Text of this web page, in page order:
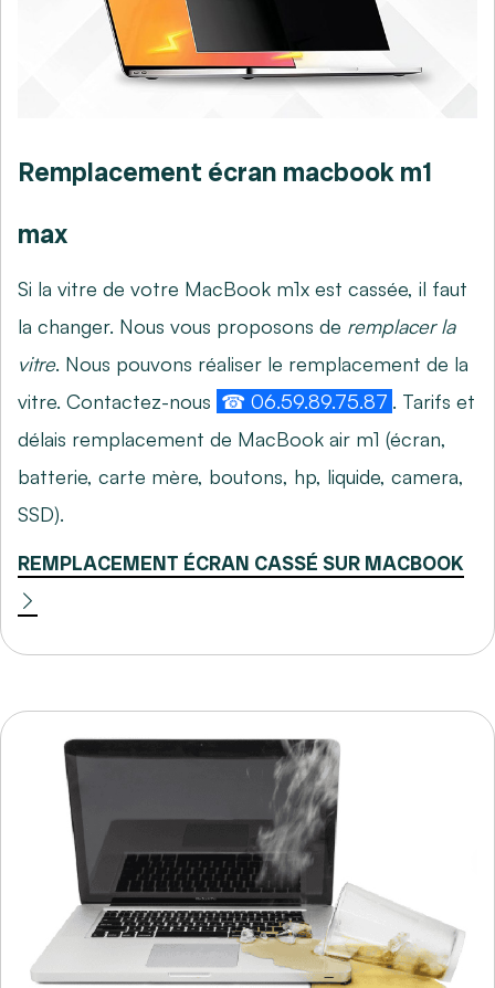
Remplacement écran macbook m1
max
Si la vitre de votre MacBook m1x est cassée, il faut
la changer. Nous vous proposons de remplacer la
vitre. Nous pouvons réaliser le remplacement de la
vitre. Contactez-nous ☎ 06.59.89.75.87 . Tarifs et
délais remplacement de MacBook air m1 (écran,
batterie, carte mère, boutons, hp, liquide, camera,
SSD).
REMPLACEMENT ÉCRAN CASSÉ SUR MACBOOK